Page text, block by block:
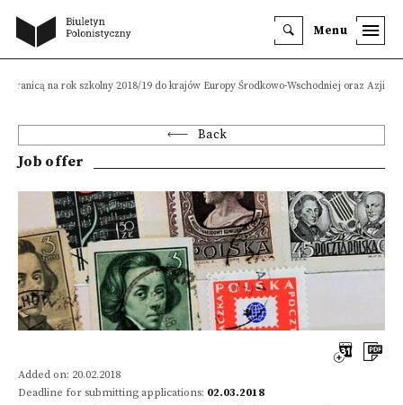
Menu
granicą na rok szkolny 2018/19 do krajów Europy Środkowo-Wschodniej oraz Azji
Back
Job offer
Added on: 20.02.2018
Deadline for submitting applications: 02.03.2018